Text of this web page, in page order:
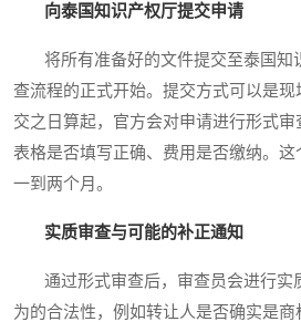
向泰国知识产权厅提交申请
将所有准备好的文件提交至泰国知
查流程的正式开始。提交方式可以是
交之日算起，官方会对申请进行形式审
表格是否填写正确、费用是否缴纳。
一到两个月。
实质审查与可能的补正通知
通过形式审查后，审查员会进行实
为的合法性，例如转让人是否确实是商